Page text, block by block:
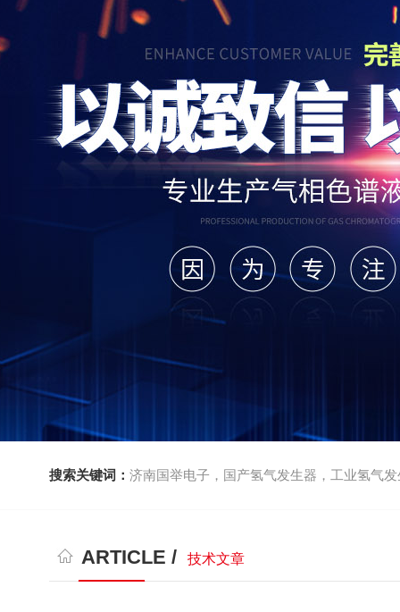
搜索关键词： 济南国举电子，国产氢气发生器，工业氢气
ARTICLE / 技术文章